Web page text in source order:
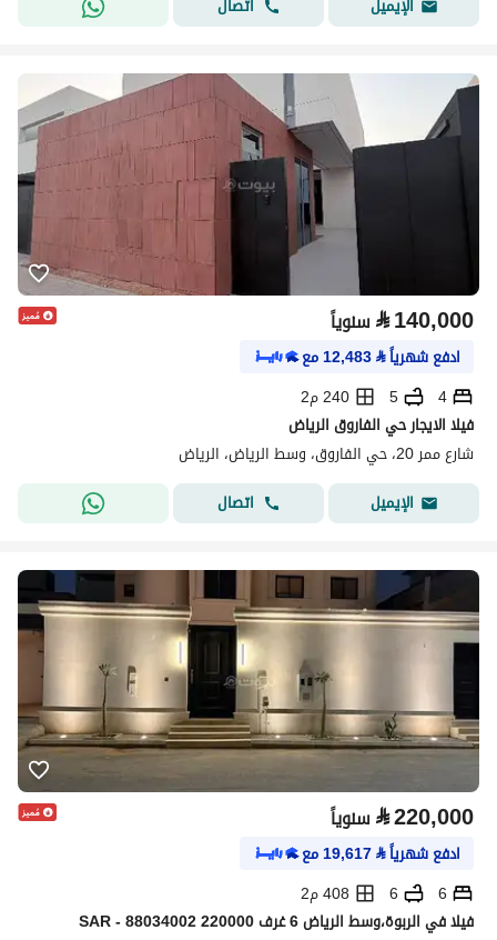
الإيميل
⃁140,000 سنوياً
ادفع شهرياً⃁
12,483مع
4
5
240 م2
فيلا الايجار حي الفاروق الرياض
شارع ممر 20، حي الفاروق، وسط الرياض، الرياض
الإيميل
اتصال
⃁220,000 سنوياً
ادفع شهرياً⃁
19,617مع
6
6
408 م2
فیلا في الربوة،وسط الرياض 6 غرف 220000 SAR - 88034002